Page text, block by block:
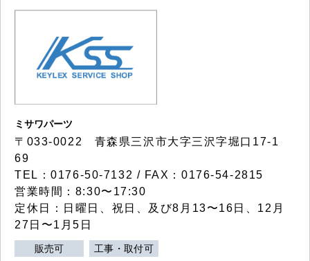
ミサワパーツ
〒033-0022 青森県三沢市大字三沢字堀口17-1
69
TEL：0176-50-7132 / FAX：0176-54-2815
営業時間：8:30〜17:30
定休日：日曜日、祝日、及び8月13〜16日、12月
27日〜1月5日
販売可 工事・取付可